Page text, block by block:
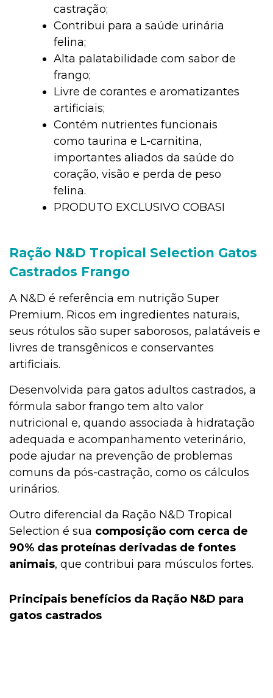
castração;
Contribui para a saúde urinária
felina;
Alta palatabilidade com sabor de
frango;
Livre de corantes e aromatizantes
artificiais;
Contém nutrientes funcionais
como taurina e L-carnitina,
importantes aliados da saúde do
coração, visão e perda de peso
felina.
PRODUTO EXCLUSIVO COBASI
Ração N&D Tropical Selection Gatos
Castrados Frango
A N&D é referência em nutrição Super
Premium. Ricos em ingredientes naturais,
seus rótulos são super saborosos, palatáveis e
livres de transgênicos e conservantes
artificiais.
Desenvolvida para gatos adultos castrados, a
fórmula sabor frango tem alto valor
nutricional e, quando associada à hidratação
adequada e acompanhamento veterinário,
pode ajudar na prevenção de problemas
comuns da pós-castração, como os cálculos
urinários.
Outro diferencial da Ração N&D Tropical
Selection é sua composição com cerca de
90% das proteínas derivadas de fontes
animais, que contribui para músculos fortes.
Principais benefícios da Ração N&D para
gatos castrados